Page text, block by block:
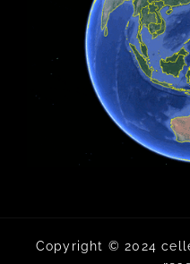
Copyright © 2024